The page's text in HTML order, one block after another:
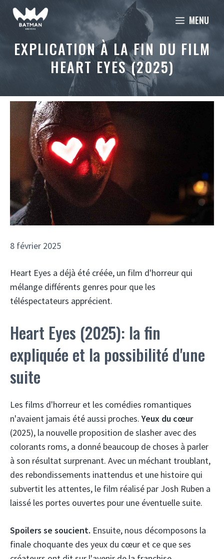
Aller
MENU
EXPLICATION À LA FIN DU FILM
HEART EYES (2025)
8 février 2025
Heart Eyes a déjà été créée, un film d'horreur qui
mélange différents genres pour que les
téléspectateurs apprécient.
Heart Eyes (2025): la fin
expliquée et la possibilité d'une
suite
Les films d'horreur et les comédies romantiques
n'avaient jamais été aussi proches.Yeux du cœur
(2025), la nouvelle proposition de slasher avec des
colorants roms, a donné beaucoup de choses à parler
à son résultat surprenant. Avec un méchant troublant,
des rebondissements inattendus et une histoire qui
subvertit les attentes, le film réalisé par Josh Ruben a
laissé les portes ouvertes pour une éventuelle suite.
Spoilers se soucient. Ensuite, nous décomposons la
finale choquante des yeux du cœur et ce que ses